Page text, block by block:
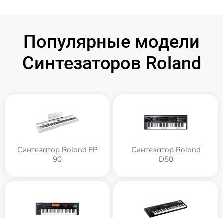
Популярные модели
Синтезаторов Roland
Синтезатор Roland FP
90
Синтезатор Roland
D50